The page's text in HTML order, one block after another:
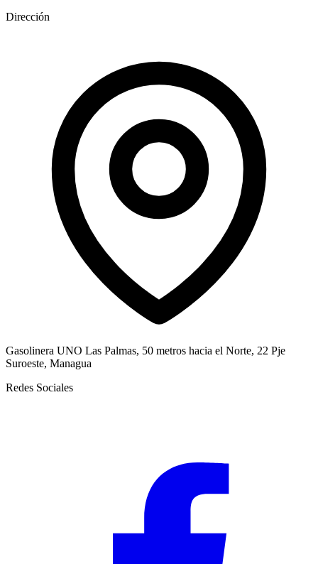
Dirección
Gasolinera UNO Las Palmas, 50 metros hacia el Norte, 22 Pje
Suroeste, Managua
Redes Sociales